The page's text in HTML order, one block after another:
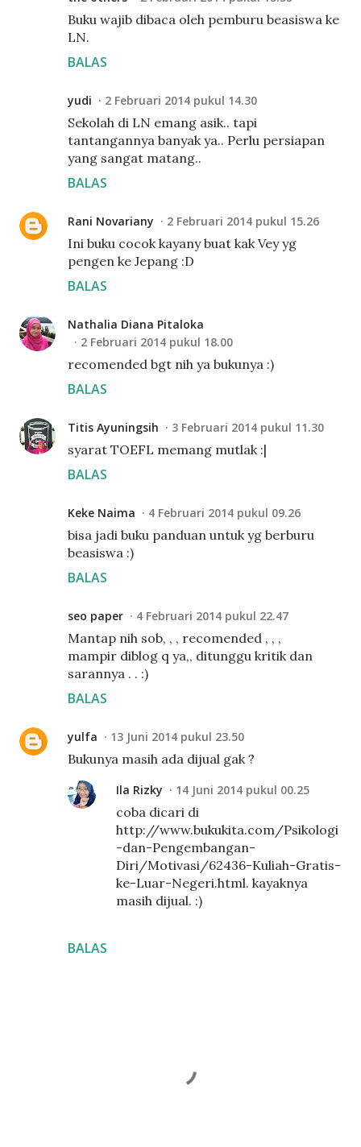
Buku wajib dibaca oleh pemburu beasiswa ke
LN.
BALAS
yudi 2 Februari 2014 pukul 14.30
Sekolah di LN emang asik.. tapi
tantangannya banyak ya.. Perlu persiapan
yang sangat matang..
BALAS
Rani Novariany 2 Februari 2014 pukul 15.26
Ini buku cocok kayany buat kak Vey yg
pengen ke Jepang :D
BALAS
Nathalia Diana Pitaloka
2 Februari 2014 pukul 18.00
recomended bgt nih ya bukunya :)
BALAS
Titis Ayuningsih 3 Februari 2014 pukul 11.30
syarat TOEFL memang mutlak :|
BALAS
Keke Naima 4 Februari 2014 pukul 09.26
bisa jadi buku panduan untuk yg berburu
beasiswa :)
BALAS
seo paper 4 Februari 2014 pukul 22.47
Mantap nih sob, , , recomended , , ,
mampir diblog q ya,, ditunggu kritik dan
sarannya . . :)
BALAS
yulfa 13 Juni 2014 pukul 23.50
Bukunya masih ada dijual gak ?
BALAS
Ila Rizky 14 Juni 2014 pukul 00.25
coba dicari di
http://www.bukukita.com/Psikologi
-dan-Pengembangan-
Diri/Motivasi/62436-Kuliah-Gratis-
ke-Luar-Negeri.html. kayaknya
masih dijual. :)